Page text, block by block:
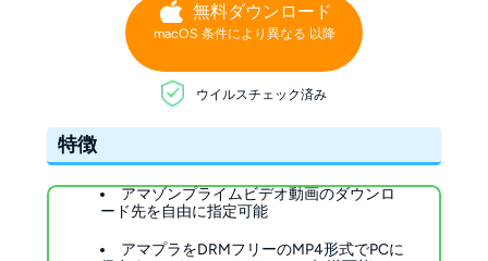
無料ダウンロード
macOS 条件により異なる 以降
ウイルスチェック済み
特徴
アマゾンプライムビデオ動画のダウンロ
ード先を自由に指定可能
アマプラをDRMフリーのMP4形式でPCに